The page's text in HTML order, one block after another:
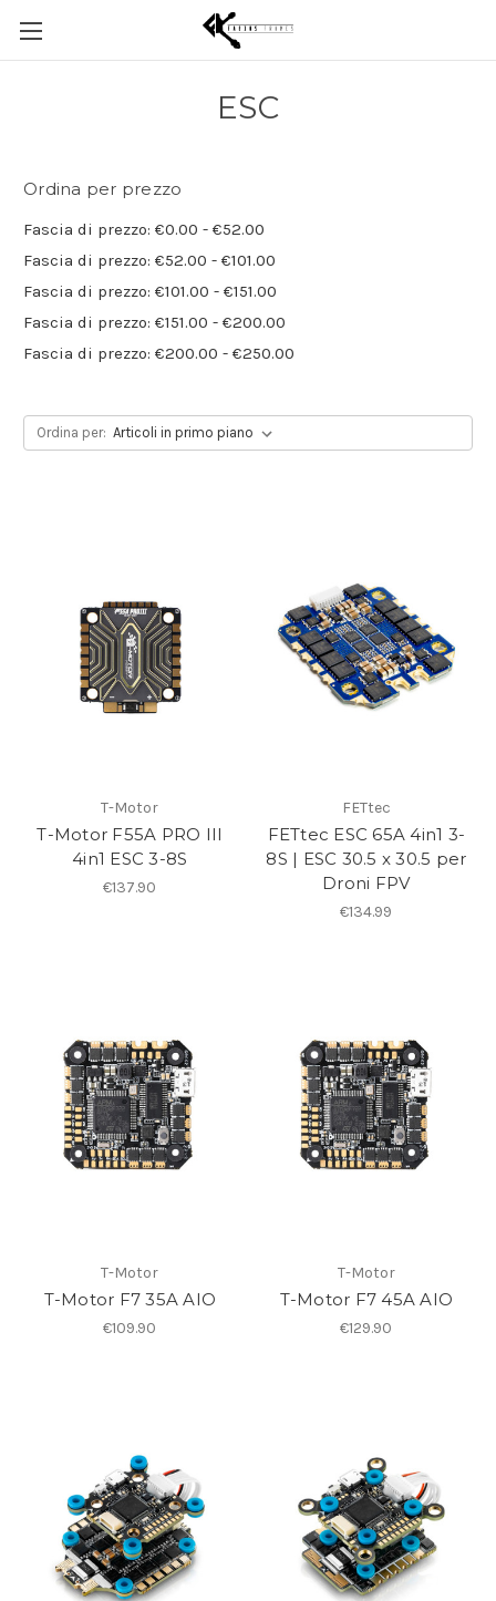
ESC
Ordina per prezzo
Fascia di prezzo: €0.00 - €52.00
Fascia di prezzo: €52.00 - €101.00
Fascia di prezzo: €101.00 - €151.00
Fascia di prezzo: €151.00 - €200.00
Fascia di prezzo: €200.00 - €250.00
Ordina per:
T-Motor
T-Motor F55A PRO III
4in1 ESC 3-8S
€137.90
FETtec
FETtec ESC 65A 4in1 3-
8S | ESC 30.5 x 30.5 per
Droni FPV
€134.99
T-Motor
T-Motor F7 35A AIO
€109.90
T-Motor
T-Motor F7 45A AIO
€129.90